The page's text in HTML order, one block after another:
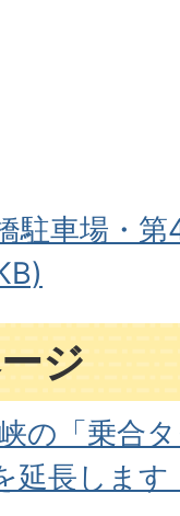
駐車場・
ジ
の「乗合
延長します